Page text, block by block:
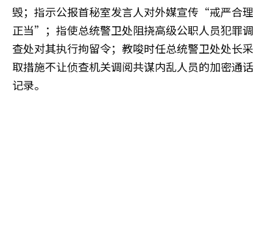
毁；指示公报首秘室发言人对外媒宣传“戒严合理
正当”；指使总统警卫处阻挠高级公职人员犯罪调
查处对其执行拘留令；教唆时任总统警卫处处长采
取措施不让侦查机关调阅共谋内乱人员的加密通话
记录。